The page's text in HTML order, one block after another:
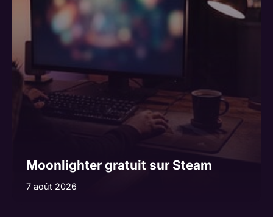
Moonlighter gratuit sur Steam
7 août 2026